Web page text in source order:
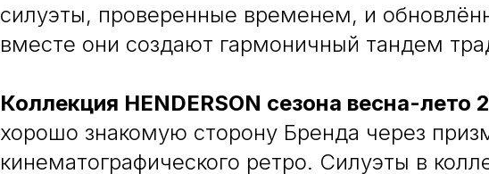
силуэты, проверенные временем, и
вместе они создают гармоничный тандем
Коллекция HENDERSON сезона весна-лето
хорошо знакомую сторону Бренда через
кинематографического ретро. Силуэты в